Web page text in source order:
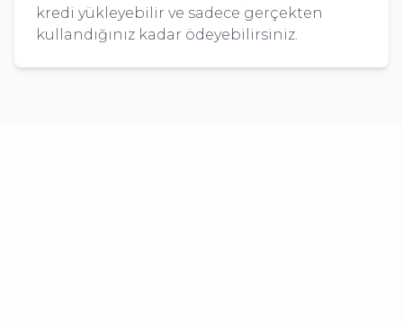
kredi yükleyebilir ve sadece gerçekten
kullandığınız kadar ödeyebilirsiniz.